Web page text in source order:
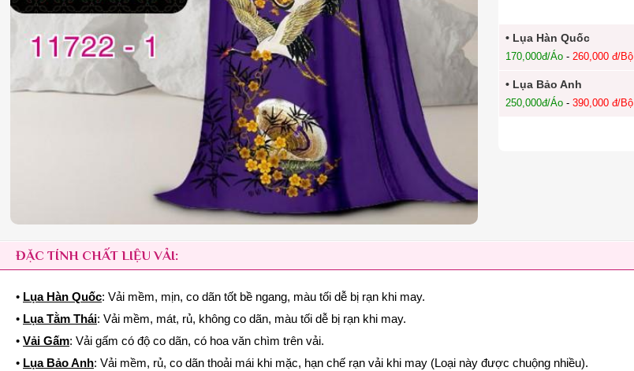
• Lụa Hàn Quốc
170,000đ/Áo -260,000 đ/Bộ
• Lụa Bảo Anh
250,000đ/Áo -390,000 đ/Bộ
ĐẶC TÍNH CHẤT LIỆU VẢI:
• Lụa Hàn Quốc: Vải mềm, mịn, co dãn tốt bề ngang, màu tối dễ bị rạn khi may.
• Lụa Tằm Thái: Vải mềm, mát, rủ, không co dãn, màu tối dễ bị rạn khi may.
• Vải Gấm: Vải gấm có độ co dãn, có hoa văn chìm trên vải.
• Lụa Bảo Anh: Vải mềm, rủ, co dãn thoải mái khi mặc, hạn chế rạn vải khi may (Loại này được chuộng nhiều).